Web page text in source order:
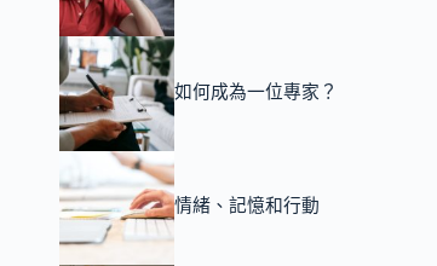
如何成為一位專家？
情緒、記憶和行動